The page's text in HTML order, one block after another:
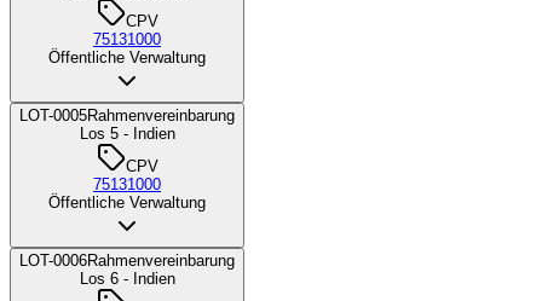
CPV
75131000
Öffentliche Verwaltung
LOT-0005Rahmenvereinbarung
Los 5 - Indien
CPV
75131000
Öffentliche Verwaltung
LOT-0006Rahmenvereinbarung
Los 6 - Indien